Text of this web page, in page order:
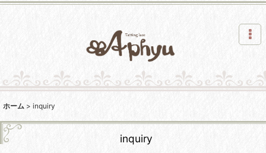
ホーム > inquiry
inquiry